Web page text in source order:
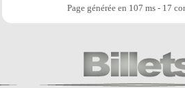
Page générée en 107 ms - 17